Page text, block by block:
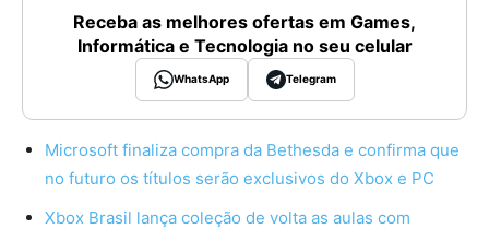
Receba as melhores ofertas em Games,
Informática e Tecnologia no seu celular
WhatsApp Telegram
Microsoft finaliza compra da Bethesda e confirma que
no futuro os títulos serão exclusivos do Xbox e PC
Xbox Brasil lança coleção de volta as aulas com